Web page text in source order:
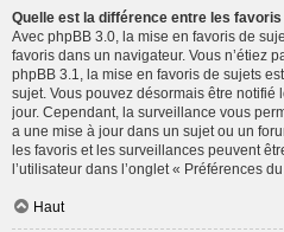
Quelle est la différence entre les
Avec phpBB 3.0, la mise en favoris de
favoris dans un navigateur. Vous n’étiez
phpBB 3.1, la mise en favoris de sujets
sujet. Vous pouvez désormais être notifié
jour. Cependant, la surveillance vous
a une mise à jour dans un sujet ou un
les favoris et les surveillances peuvent
l’utilisateur dans l’onglet « Préférences du
Haut